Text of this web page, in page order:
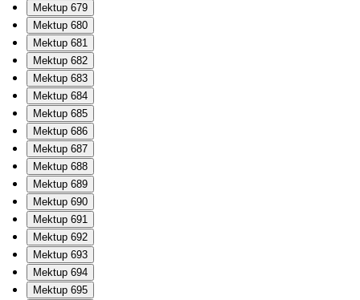
Mektup 679
Mektup 680
Mektup 681
Mektup 682
Mektup 683
Mektup 684
Mektup 685
Mektup 686
Mektup 687
Mektup 688
Mektup 689
Mektup 690
Mektup 691
Mektup 692
Mektup 693
Mektup 694
Mektup 695